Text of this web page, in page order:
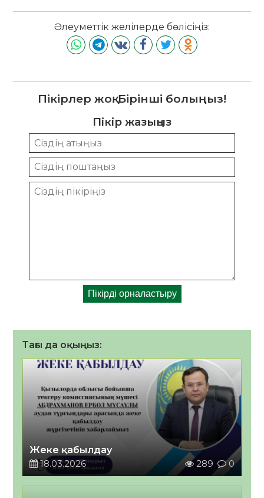
Әлеуметтік желілерде бөлісіңіз:
Пікірлер жоқ. Бірінші болыңыз!
Пікір жазыңыз
Тағы да оқыңыз:
Жеке қабылдау
18.03.2026
289 0